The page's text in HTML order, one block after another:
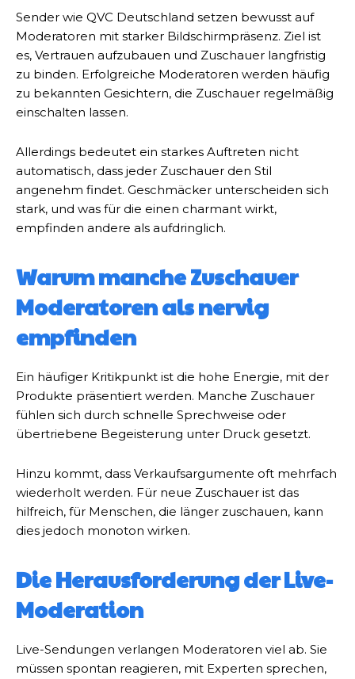
Sender wie QVC Deutschland setzen bewusst auf
Moderatoren mit starker Bildschirmpräsenz. Ziel ist
es, Vertrauen aufzubauen und Zuschauer langfristig
zu binden. Erfolgreiche Moderatoren werden häufig
zu bekannten Gesichtern, die Zuschauer regelmäßig
einschalten lassen.
Allerdings bedeutet ein starkes Auftreten nicht
automatisch, dass jeder Zuschauer den Stil
angenehm findet. Geschmäcker unterscheiden sich
stark, und was für die einen charmant wirkt,
empfinden andere als aufdringlich.
Warum manche Zuschauer
Moderatoren als nervig
empfinden
Ein häufiger Kritikpunkt ist die hohe Energie, mit der
Produkte präsentiert werden. Manche Zuschauer
fühlen sich durch schnelle Sprechweise oder
übertriebene Begeisterung unter Druck gesetzt.
Hinzu kommt, dass Verkaufsargumente oft mehrfach
wiederholt werden. Für neue Zuschauer ist das
hilfreich, für Menschen, die länger zuschauen, kann
dies jedoch monoton wirken.
Die Herausforderung der Live-
Moderation
Live-Sendungen verlangen Moderatoren viel ab. Sie
müssen spontan reagieren, mit Experten sprechen,